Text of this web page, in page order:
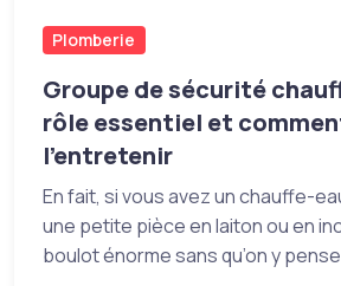
Plomberie
Groupe de sécurité
rôle essentiel et
l’entretenir
En fait, si vous avez un chauffe-
une petite pièce en laiton ou en
boulot énorme sans qu’on y